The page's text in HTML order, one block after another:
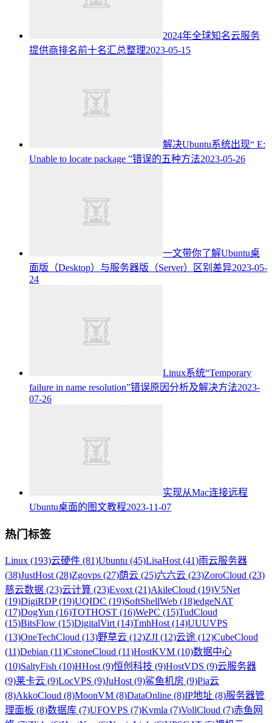
2024年全球知名云服务
提供商排名前十名汇总整理2023-05-15
解决Ubuntu系统出现“ E:
Unable to locate package ”错误的五种方法2023-05-26
一文带你了解Ubuntu桌
面版（Desktop）与服务器版（Server）区别差异2023-05-
24
Linux系统“Temporary
failure in name resolution”错误原因分析及解决方法2023-
07-26
实现从Mac连接远程
Ubuntu桌面的图文教程2023-11-07
热门标签
Linux (193)云硬件 (81)Ubuntu (45)LisaHost (41)雨云服务器
(38)JustHost (28)Zgovps (27)荫云 (25)六六云 (23)ZoroCloud (23)
慈云数据 (23)云计算 (23)Evoxt (21)AkileCloud (19)V5Net
(19)DigiRDP (19)UQIDC (19)SoftShellWeb (18)edgeNAT
(17)DogYun (16)TOTHOST (16)WePC (15)TudCloud
(15)BitsFlow (15)DigitalVirt (14)TmhHost (14)UUUVPS
(13)OneTechCloud (13)野草云 (12)ZJI (12)云途 (12)CubeCloud
(11)Debian (11)CstoneCloud (11)HostKVM (10)数据中心
(10)SaltyFish (10)HHost (9)恒创科技 (9)HostVDS (9)云服务器
(9)莱卡云 (9)LocVPS (9)JuHost (9)鲨鱼机房 (9)Pia云
(8)AkkoCloud (8)MoonVM (8)DataOnline (8)IP地址 (8)服务器管
理面板 (8)数据库 (7)UFOVPS (7)Kvmla (7)VollCloud (7)赤鱼网